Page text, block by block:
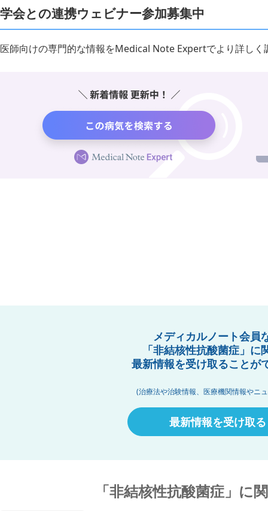
学会との連携ウェビナー参加募集中
医師向けの専門的な情報をMedical Note Expertでより詳しく
メディカルノート会員
「非結核性抗酸菌症」に
最新情報を受け取ることが
(治療法や治験情報、医療機関情報やニ
最新情報を受け取る
「非結核性抗酸菌症」に